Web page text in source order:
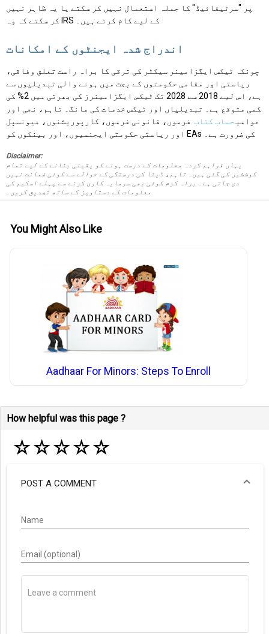
پر "سرٹیفائیڈ" کا جملہ استعمال نہیں کر سکتے یا یہ ظاہر نہیں
کر سکتے کہ وہ IRS کے لیے کام کرتے ہیں۔
اندراج شدہ ایجنٹوں کے امکانات
چونکہ ٹیکس ایگزامینر سیکٹر کی ترقی کا براہ راست تعلق وفاقی،
ریاستی اور مقامی حکومتوں کے بجٹ میں ہونے والی تبدیلیوں سے
ہے، اس لیے 2018 سے 2028 تک ٹیکس ایگزامینرز کی بھرتی میں 2% کی
کمی متوقع ہے۔ تبدیلیاں اور ٹیکس خدمات کی مانگ۔ تاہم، نجی اور
عوامیحساب کتاب فرموں، قانونی فرموں، کارپوریشنوں، میونسپل
اور ریاستی حکومتی ایجنسیوں، اور بینکوں کو EAs کی ضرورت ہے۔
Disclaimer:
یہاں فراہم کردہ معلومات کے درست ہونے کو یقینی بنانے کے لیے تمام
کوششیں کی گئی ہیں۔ تاہم، ڈیٹا کی درستگی کے حوالے سے کوئی ضمانت نہیں
دی جاتی ہے۔ براہ کرم کوئی بھی سرمایہ کاری کرنے سے پہلے اسکیم کی
معلومات کے دستاویز کے ساتھ تصدیق کریں۔
You Might Also Like
Aadhaar For Minors: Steps To Enroll
How helpful was this page ?
☆☆☆☆☆
POST A COMMENT
Name
Email (optional)